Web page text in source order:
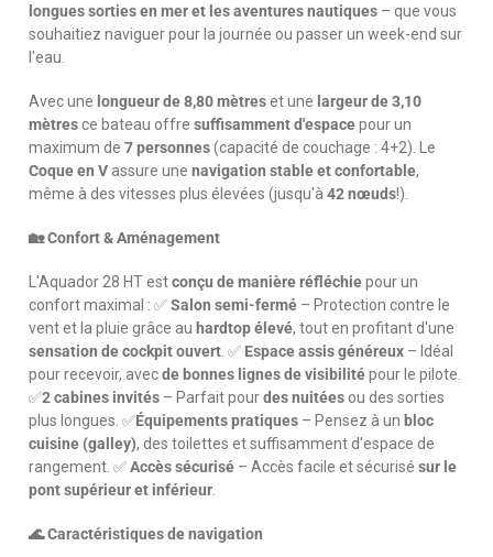
longues sorties en mer et les aventures nautiques – que vous
souhaitiez naviguer pour la journée ou passer un week-end sur
l'eau.
Avec une longueur de 8,80 mètreset une largeur de 3,10
mètresce bateau offresuffisamment d'espacepour un
maximum de7 personnes(capacité de couchage : 4+2). Le
Coque en V assure unenavigation stable et confortable,
même à des vitesses plus élevées (jusqu'à42 nœuds!).
🏡 Confort & Aménagement
L'Aquador 28 HT estconçu de manière réfléchiepour un
confort maximal : ✅Salon semi-fermé – Protection contre le
vent et la pluie grâce au hardtop élevé, tout en profitant d'une
sensation de cockpit ouvert. ✅ Espace assis généreux – Idéal
pour recevoir, avecde bonnes lignes de visibilitépour le pilote.
✅2 cabines invités – Parfait pourdes nuitées ou des sorties
plus longues. ✅Équipements pratiques – Pensez à un bloc
cuisine (galley), des toilettes et suffisamment d'espace de
rangement. ✅Accès sécurisé – Accès facile et sécurisésur le
pont supérieur et inférieur.
🌊 Caractéristiques de navigation